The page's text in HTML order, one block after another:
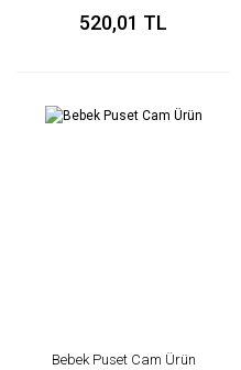
520,01 TL
Bebek Puset Cam Ürün